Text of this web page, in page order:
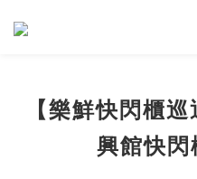
【樂鮮快閃櫃
興館快